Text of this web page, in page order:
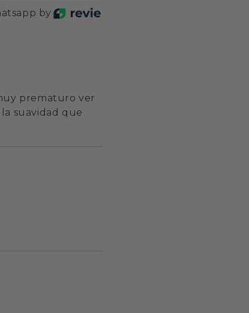
by
prematuro ver
suavidad que